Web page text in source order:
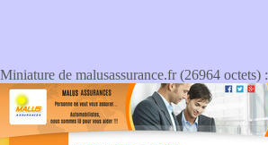
Miniature de malusassurance.fr (26964 octets) :